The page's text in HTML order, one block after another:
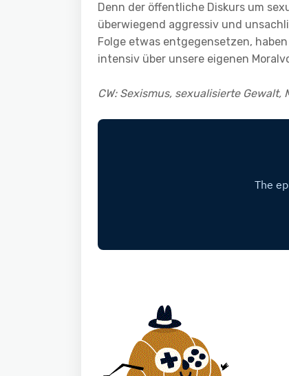
Denn der öffentliche Diskurs um
überwiegend aggressiv und
Folge etwas entgegensetzen,
intensiv über unsere eigenen
CW: Sexismus, sexualisierte Gewalt,